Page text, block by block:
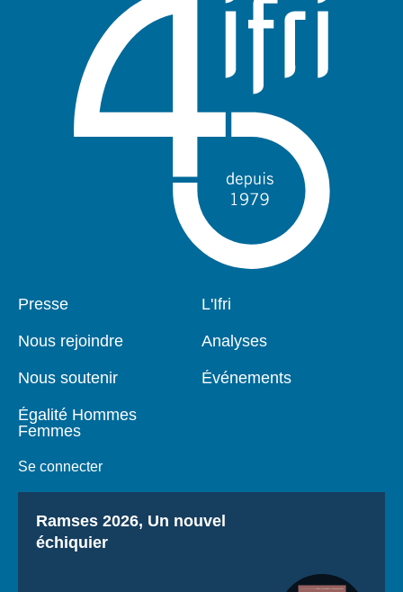
Pied
Presse
Nous rejoindre
Nous soutenir
Égalité Hommes
Femmes
Se connecter
Navigation
L'Ifri
Analyses
Événements
Titre
Ramses 2026, Un nouvel
échiquier